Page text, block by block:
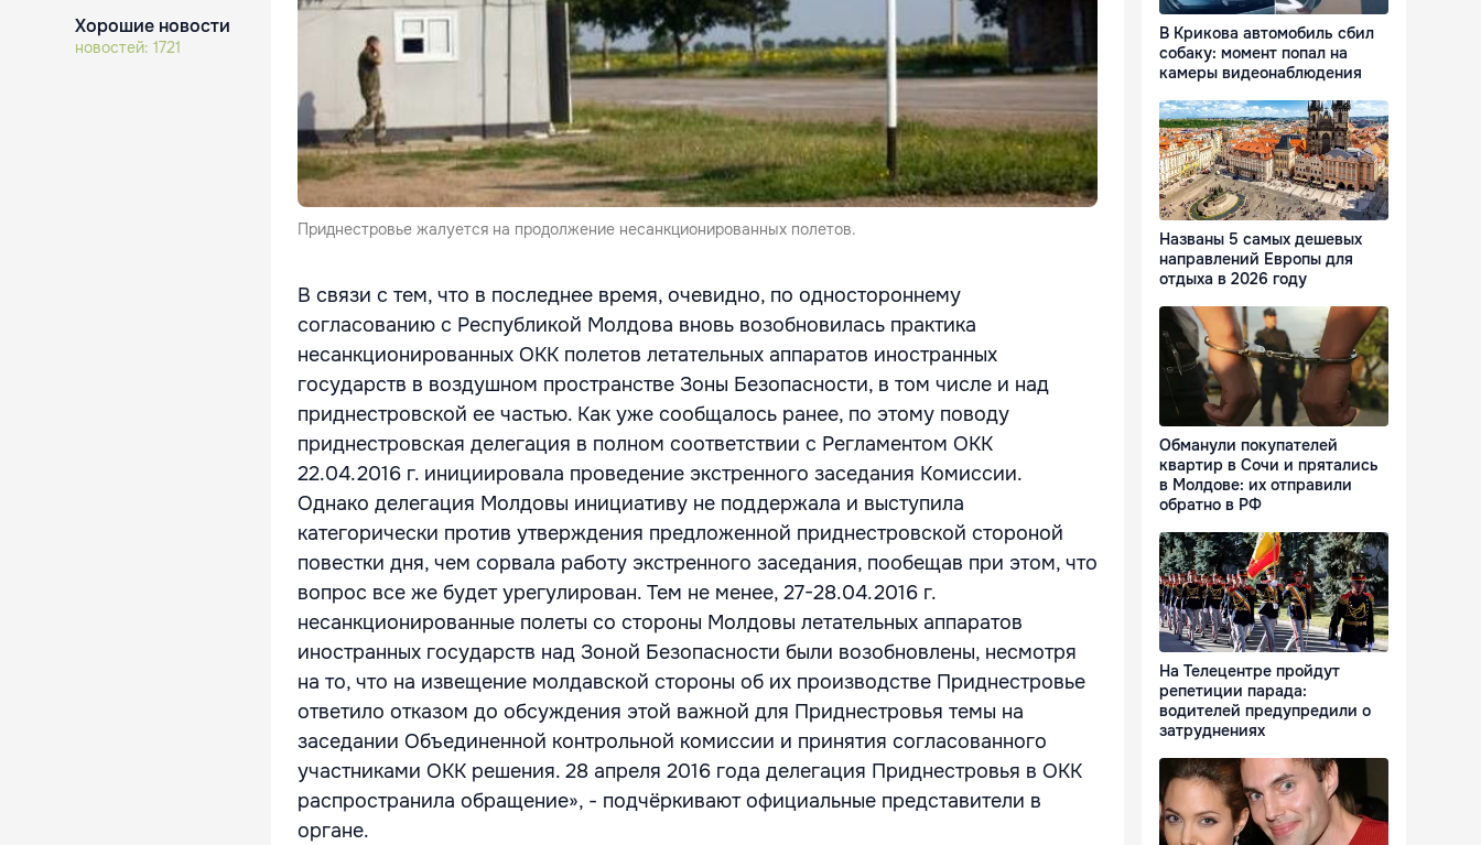
Хорошие новости
новостей: 1721
Приднестровье жалуется на продолжение несанкционированных полетов.
В связи с тем, что в последнее время, очевидно, по одностороннему
согласованию с Республикой Молдова вновь возобновилась практика
несанкционированных ОКК полетов летательных аппаратов иностранных
государств в воздушном пространстве Зоны Безопасности, в том числе и над
приднестровской ее частью. Как уже сообщалось ранее, по этому поводу
приднестровская делегация в полном соответствии с Регламентом ОКК
22.04.2016 г. инициировала проведение экстренного заседания Комиссии.
Однако делегация Молдовы инициативу не поддержала и выступила
категорически против утверждения предложенной приднестровской стороной
повестки дня, чем сорвала работу экстренного заседания, пообещав при этом, что
вопрос все же будет урегулирован. Тем не менее, 27-28.04.2016 г.
несанкционированные полеты со стороны Молдовы летательных аппаратов
иностранных государств над Зоной Безопасности были возобновлены, несмотря
на то, что на извещение молдавской стороны об их производстве Приднестровье
ответило отказом до обсуждения этой важной для Приднестровья темы на
заседании Объединенной контрольной комиссии и принятия согласованного
участниками ОКК решения. 28 апреля 2016 года делегация Приднестровья в ОКК
распространила обращение», - подчёркивают официальные представители в
органе.
В Крикова автомобиль сбил
собаку: момент попал на
камеры видеонаблюдения
Названы 5 самых дешевых
направлений Европы для
отдыха в 2026 году
Обманули покупателей
квартир в Сочи и прятались
в Молдове: их отправили
обратно в РФ
На Телецентре пройдут
репетиции парада:
водителей предупредили о
затруднениях